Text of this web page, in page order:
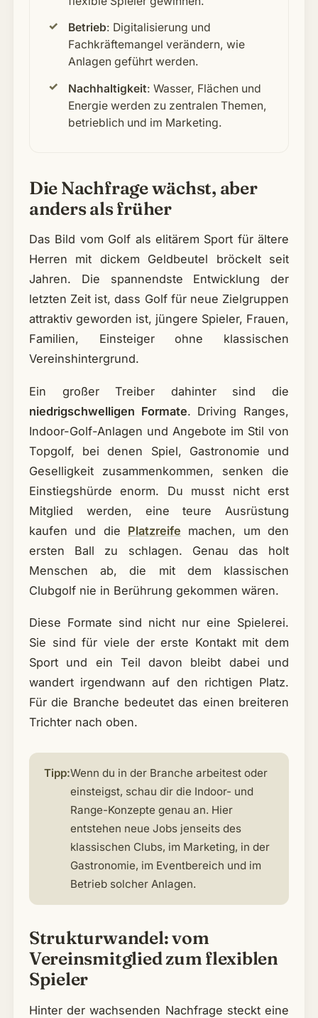
Betrieb: Digitalisierung und
Fachkräftemangel verändern, wie
Anlagen geführt werden.
Nachhaltigkeit: Wasser, Flächen und
Energie werden zu zentralen Themen,
betrieblich und im Marketing.
Die Nachfrage wächst, aber
anders als früher
Das Bild vom Golf als elitärem Sport für ältere
Herren mit dickem Geldbeutel bröckelt seit
Jahren. Die spannendste Entwicklung der
letzten Zeit ist, dass Golf für neue Zielgruppen
attraktiv geworden ist, jüngere Spieler, Frauen,
Familien, Einsteiger ohne klassischen
Vereinshintergrund.
Ein großer Treiber dahinter sind die
niedrigschwelligen Formate. Driving Ranges,
Indoor-Golf-Anlagen und Angebote im Stil von
Topgolf, bei denen Spiel, Gastronomie und
Geselligkeit zusammenkommen, senken die
Einstiegshürde enorm. Du musst nicht erst
Mitglied werden, eine teure Ausrüstung
kaufen und die Platzreife machen, um den
ersten Ball zu schlagen. Genau das holt
Menschen ab, die mit dem klassischen
Clubgolf nie in Berührung gekommen wären.
Diese Formate sind nicht nur eine Spielerei.
Sie sind für viele der erste Kontakt mit dem
Sport und ein Teil davon bleibt dabei und
wandert irgendwann auf den richtigen Platz.
Für die Branche bedeutet das einen breiteren
Trichter nach oben.
Tipp:Wenn du in der Branche arbeitest oder
einsteigst, schau dir die Indoor- und
Range-Konzepte genau an. Hier
entstehen neue Jobs jenseits des
klassischen Clubs, im Marketing, in der
Gastronomie, im Eventbereich und im
Betrieb solcher Anlagen.
Strukturwandel: vom
Vereinsmitglied zum flexiblen
Spieler
Hinter der wachsenden Nachfrage steckt eine